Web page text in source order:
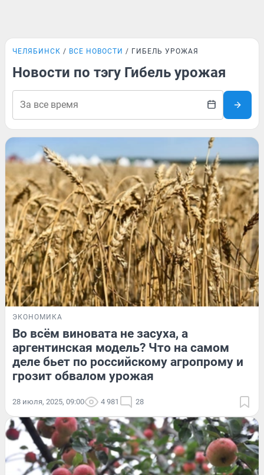
ЧЕЛЯБИНСК ВСЕ НОВОСТИ ГИБЕЛЬ УРОЖАЯ
Новости по тэгу Гибель урожая
ЭКОНОМИКА
Во всём виновата не засуха, а
аргентинская модель? Что на самом
деле бьет по российскому агропрому и
грозит обвалом урожая
28 июля, 2025, 09:00 4 981 28